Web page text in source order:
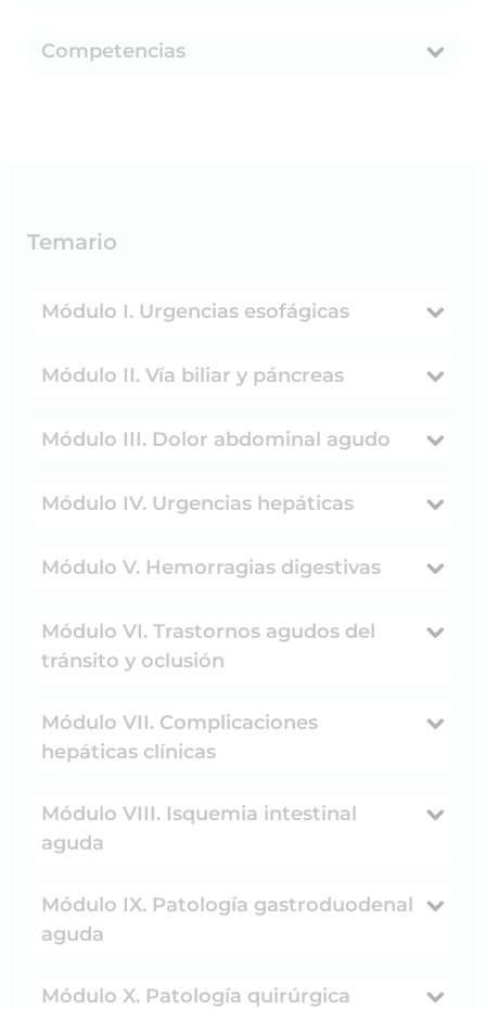
Competencias
Temario
Módulo I. Urgencias esofágicas
Módulo II. Vía biliar y páncreas
Módulo III. Dolor abdominal agudo
Módulo IV. Urgencias hepáticas
Módulo V. Hemorragias digestivas
Módulo VI. Trastornos agudos del
tránsito y oclusión
Módulo VII. Complicaciones
hepáticas clínicas
Módulo VIII. Isquemia intestinal
aguda
Módulo IX. Patología gastroduodenal
aguda
Módulo X. Patología quirúrgica